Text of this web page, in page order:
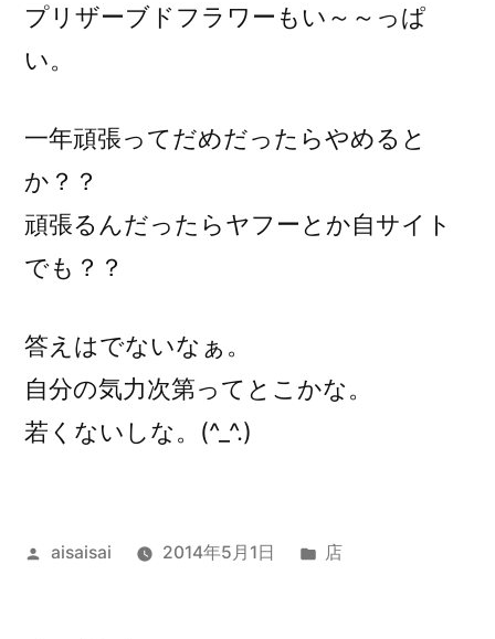
プリザーブドフラワーもい～～っぱ
い。
一年頑張ってだめだったらやめると
か？？
頑張るんだったらヤフーとか自サイト
でも？？
答えはでないなぁ。
自分の気力次第ってとこかな。
若くないしな。(^_^.)
投
aisaisai 2014年5月1日
カ
店